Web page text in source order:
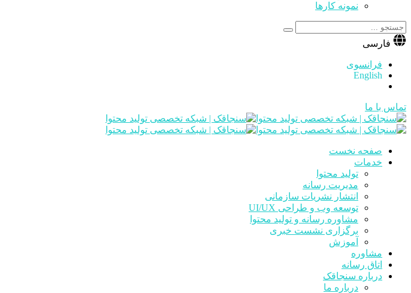
نمونه کارها
فارسی
فرانسوی
English
تماس با ما
صفحه نخست
خدمات
تولید محتوا
مدیریت رسانه
انتشار نشریات سازمانی
توسعه وب و طراحی UI/UX
مشاوره رسانه و تولید محتوا
برگزاری نشست خبری
آموزش
مشاوره
اتاق رسانه
درباره سنجاقک
درباره ما